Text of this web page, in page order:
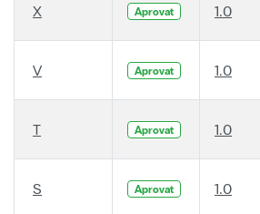
X Aprovat 1.0
V Aprovat 1.0
T Aprovat 1.0
S Aprovat 1.0